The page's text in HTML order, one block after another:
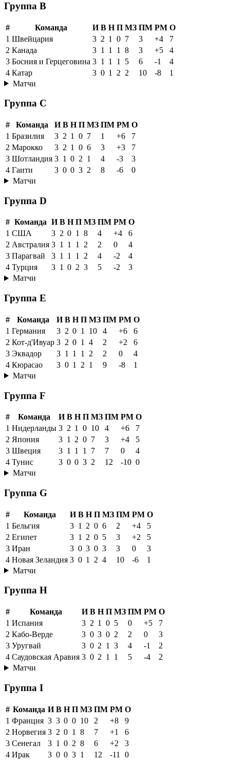
Группа B
# Команда И В Н П МЗ ПМ РМ О
1 Швейцария 3 2 1 0 7 3 +4
7
2 Канада 3 1 1 1 8 3 +5
4
3 Босния и Герцеговина 3 1 1 1 5 6 -1
4
4 Катар 3 0 1 2 2 10 -8
1
Матчи
Группа C
# Команда И В Н П МЗ ПМ РМ О
1 Бразилия 3 2 1 0 7 1 +6
7
2 Марокко 3 2 1 0 6 3 +3
7
3 Шотландия 3 1 0 2 1 4 -3
3
4 Гаити 3 0 0 3 2 8 -6
0
Матчи
Группа D
# Команда И В Н П МЗ ПМ РМ О
1 США 3 2 0 1 8 4 +4
6
2 Австралия 3 1 1 1 2 2 0
4
3 Парагвай 3 1 1 1 2 4 -2
4
4 Турция 3 1 0 2 3 5 -2
3
Матчи
Группа E
# Команда И В Н П МЗ ПМ РМ О
1 Германия 3 2 0 1 10 4 +6
6
2 Кот-д'Ивуар 3 2 0 1 4 2 +2
6
3 Эквадор 3 1 1 1 2 2 0
4
4 Кюрасао 3 0 1 2 1 9 -8
1
Матчи
Группа F
# Команда И В Н П МЗ ПМ РМ О
1 Нидерланды 3 2 1 0 10 4 +6
7
2 Япония 3 1 2 0 7 3 +4
5
3 Швеция 3 1 1 1 7 7 0
4
4 Тунис 3 0 0 3 2 12 -10 0
Матчи
Группа G
# Команда И В Н П МЗ ПМ РМ О
1 Бельгия 3 1 2 0 6 2 +4
5
2 Египет 3 1 2 0 5 3 +2
5
3 Иран 3 0 3 0 3 3 0
3
4 Новая Зеландия 3 0 1 2 4 10 -6
1
Матчи
Группа H
# Команда И В Н П МЗ ПМ РМ О
1 Испания 3 2 1 0 5 0 +5
7
2 Кабо-Верде 3 0 3 0 2 2 0
3
3 Уругвай 3 0 2 1 3 4 -1
2
4 Саудовская Аравия 3 0 2 1 1 5 -4
2
Матчи
Группа I
# Команда И В Н П МЗ ПМ РМ О
1 Франция 3 3 0 0 10 2 +8
9
2 Норвегия 3 2 0 1 8 7 +1
6
3 Сенегал 3 1 0 2 8 6 +2
3
4 Ирак 3 0 0 3 1 12 -11
0